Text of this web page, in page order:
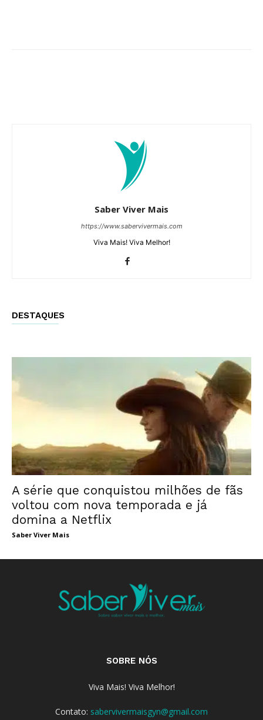
Saber Viver Mais
https://www.sabervivermais.com
Viva Mais! Viva Melhor!
DESTAQUES
A série que conquistou milhões de fãs
voltou com nova temporada e já
domina a Netflix
Saber Viver Mais
SOBRE NÓS
Viva Mais! Viva Melhor!
Contato: sabervivermaisgyn@gmail.com